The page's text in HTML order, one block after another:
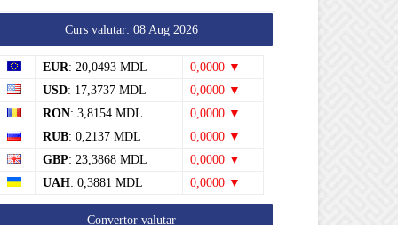
Curs valutar: 08 Aug 2026
EUR: 20,0493 MDL
0,0000 ▼
USD: 17,3737 MDL
0,0000 ▼
RON: 3,8154 MDL
0,0000 ▼
RUB: 0,2137 MDL
0,0000 ▼
GBP: 23,3868 MDL
0,0000 ▼
UAH: 0,3881 MDL 0,0000 ▼
Convertor valutar